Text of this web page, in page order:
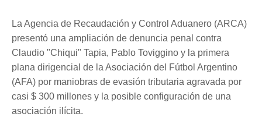
La Agencia de Recaudación y Control Aduanero (ARCA)
presentó una ampliación de denuncia penal contra
Claudio "Chiqui" Tapia, Pablo Toviggino y la primera
plana dirigencial de la Asociación del Fútbol Argentino
(AFA) por maniobras de evasión tributaria agravada por
casi $ 300 millones y la posible configuración de una
asociación ilícita.